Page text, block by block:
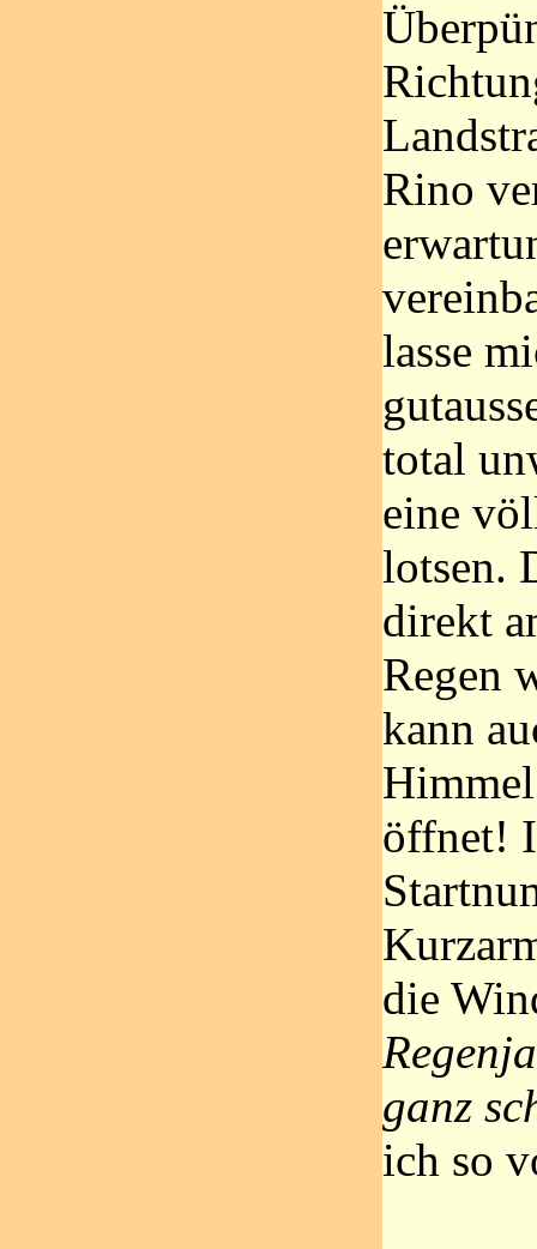
Rino
lasse
total
eine
lotsen.
direkt
Regen
kann
öffnet!
die
ganz
ich so